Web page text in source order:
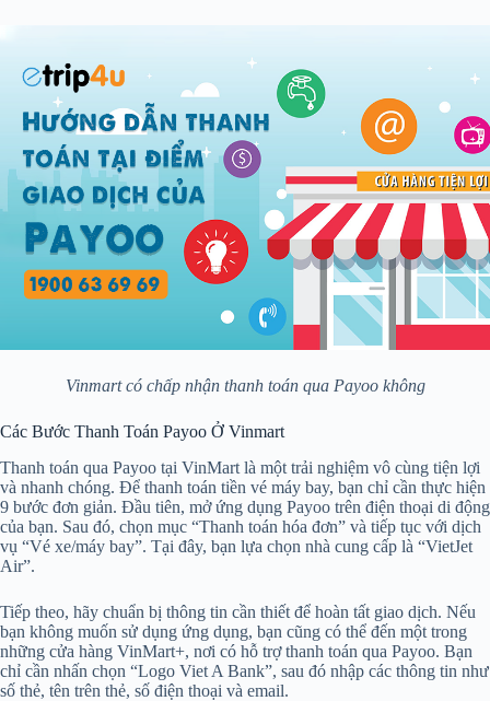
Vinmart có chấp nhận thanh toán qua Payoo không
Các Bước Thanh Toán Payoo Ở Vinmart
Thanh toán qua Payoo tại VinMart là một trải nghiệm vô cùng tiện lợi
và nhanh chóng. Để thanh toán tiền vé máy bay, bạn chỉ cần thực hiện
9 bước đơn giản. Đầu tiên, mở ứng dụng Payoo trên điện thoại di động
của bạn. Sau đó, chọn mục “Thanh toán hóa đơn” và tiếp tục với dịch
vụ “Vé xe/máy bay”. Tại đây, bạn lựa chọn nhà cung cấp là “VietJet
Air”.
Tiếp theo, hãy chuẩn bị thông tin cần thiết để hoàn tất giao dịch. Nếu
bạn không muốn sử dụng ứng dụng, bạn cũng có thể đến một trong
những cửa hàng VinMart+, nơi có hỗ trợ thanh toán qua Payoo. Bạn
chỉ cần nhấn chọn “Logo Viet A Bank”, sau đó nhập các thông tin như
số thẻ, tên trên thẻ, số điện thoại và email.